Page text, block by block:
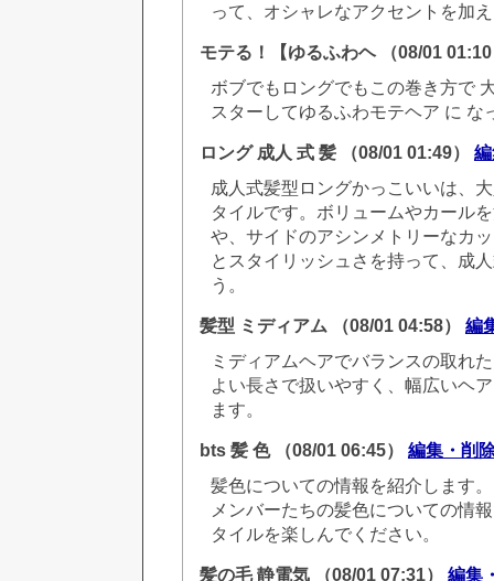
って、オシャレなアクセントを加
モテる！【ゆるふわヘ
（08/01
ボブでもロングでもこの巻き方で
スターしてゆるふわモテヘア に な
ロング 成人 式 髪 （08/01 01:49）
成人式髪型ロングかっこいいは、
タイルです。ボリュームやカール
や、サイドのアシンメトリーなカ
とスタイリッシュさを持って、成
う。
髪型 ミディアム （08/01 04:58） 編
ミディアムヘアでバランスの取れ
よい長さで扱いやすく、幅広いヘ
ます。
bts 髪 色 （08/01 06:45） 編集・削
髪色についての情報を紹介します
メンバーたちの髪色についての情
タイルを楽しんでください。
髪の毛 静電気 （08/01 07:31） 編集